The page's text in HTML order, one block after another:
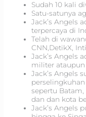
Sudah 10 kali
Satu-satunya
Jack’s Angels
terpercaya di
Telah di
CNN,DetikX,
Jack’s Angels
militer ataupun
Jack’s Angels
perselingkuhan
sepertu Batam,
dan dan kota
Jack’s Angels